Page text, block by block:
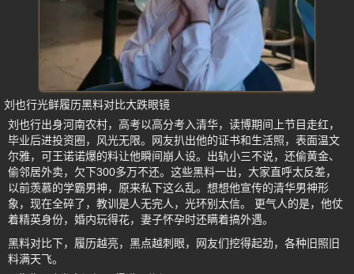
刘也行光鲜履历黑料对比大跌眼镜
刘也行出身河南农村，高考以高分考入清华，读博期间上节目走红，
毕业后进投资圈，风光无限。网友扒出他的证书和生活照，表面温文
尔雅，可王诺诺爆的料让他瞬间崩人设。出轨小三不说，还偷黄金、
偷邻居外卖，欠下300多万不还。这些黑料一出，大家直呼太反差，
以前羡慕的学霸男神，原来私下这么乱。想想他宣传的清华男神形
象，现在全碎了，教训是人无完人，光环别太信。 更气人的是，他仗
着精英身份，婚内玩得花，妻子怀孕时还瞒着搞外遇。
黑料对比下，履历越亮，黑点越刺眼，网友们挖得起劲，各种旧照旧
料满天飞。